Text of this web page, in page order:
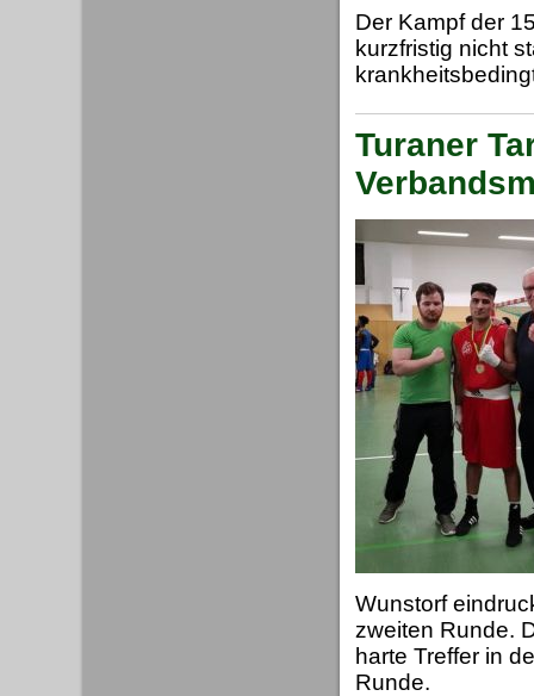
Der Kampf der
kurzfristig nicht
Turaner
Wunstorf
zweiten Runde.
harte Treffer in
Runde.